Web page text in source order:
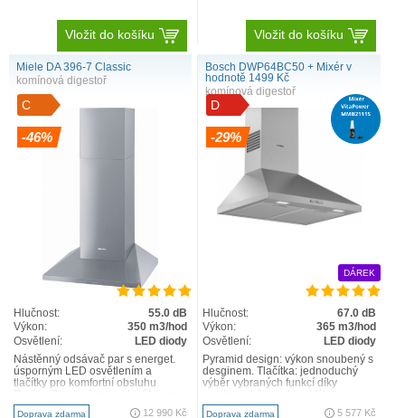
Vložit do košíku Vložit do košíku
Miele DA 396-7 Classic
komínová digestoř
C
-46%
Hlučnost:
55.0 dB
Výkon:
350 m3/hod
Osvětlení:
LED diody
Nástěnný odsávač par s energet.
úsporným LED osvětlením a
tlačítky pro komfortní obsluhu
Možnost RAL provedení In..
Doprava zdarma 12 990 Kč
Bosch DWP64BC50 + Mixér v
hodnotě 1499 Kč
komínová digestoř
D
-29%
DÁREK
Hlučnost:
67.0 dB
Výkon:
365 m3/hod
Osvětlení:
LED diody
Pyramid design: výkon snoubený s
desginem. Tlačítka: jednoduchý
výběr vybraných funkcí díky
odvětrání: až 360 m3/h ..
Doprava zdarma 5 577 Kč